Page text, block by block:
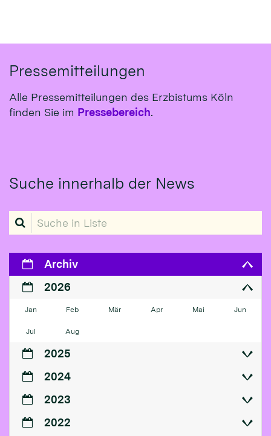
Pressemitteilungen
Alle Pressemitteilungen des Erzbistums Köln
finden Sie im Pressebereich.
Suche innerhalb der News
Suche in Liste
Archiv
2026
Jan Feb Mär Apr Mai Jun
Jul Aug
2025
2024
2023
2022